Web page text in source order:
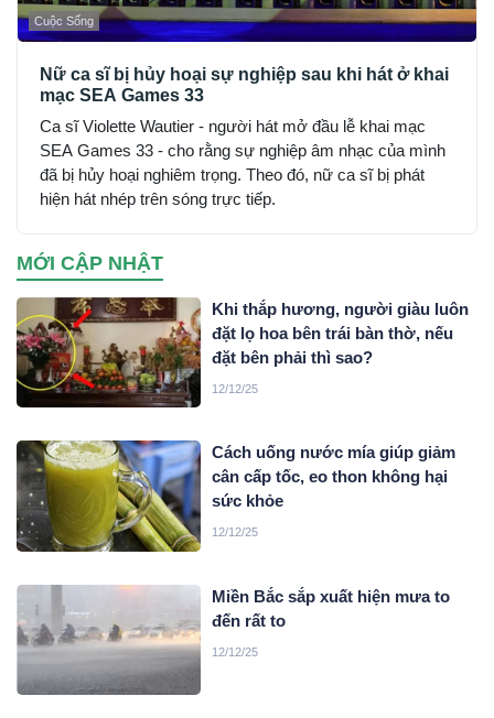
Cuộc Sống
Nữ ca sĩ bị hủy hoại sự nghiệp sau khi hát ở khai
mạc SEA Games 33
Ca sĩ Violette Wautier - người hát mở đầu lễ khai mạc
SEA Games 33 - cho rằng sự nghiệp âm nhạc của mình
đã bị hủy hoại nghiêm trọng. Theo đó, nữ ca sĩ bị phát
hiện hát nhép trên sóng trực tiếp.
MỚI CẬP NHẬT
Khi thắp hương, người giàu luôn
đặt lọ hoa bên trái bàn thờ, nếu
đặt bên phải thì sao?
12/12/25
Cách uống nước mía giúp giảm
cân cấp tốc, eo thon không hại
sức khỏe
12/12/25
Miền Bắc sắp xuất hiện mưa to
đến rất to
12/12/25